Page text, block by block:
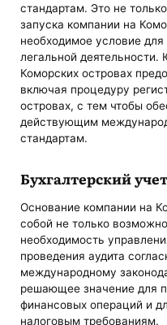
стандартам. Это не
запуска компании на
необходимое условие
легальной
Коморских островах
включая процедуру
островах, с тем чтобы
действующим
стандартам.
Бухгалтерский
Основание компании на
собой не только
необходимость
проведения аудита
международному
решающее значение для
финансовых операций и
налоговым требованиям.